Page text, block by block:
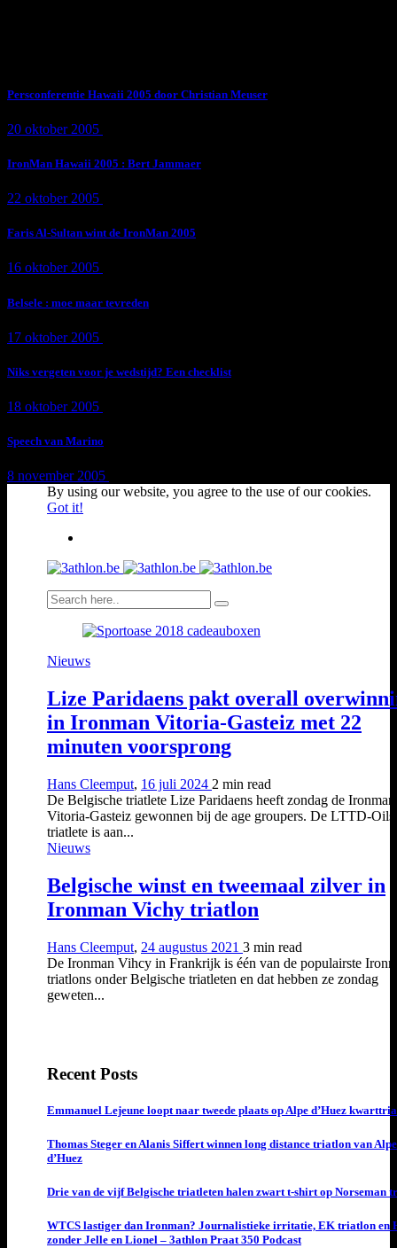
Persconferentie Hawaii 2005 door Christian Meuser
20 oktober 2005
IronMan Hawaii 2005 : Bert Jammaer
22 oktober 2005
Faris Al-Sultan wint de IronMan 2005
16 oktober 2005
Belsele : moe maar tevreden
17 oktober 2005
Niks vergeten voor je wedstijd? Een checklist
18 oktober 2005
Speech van Marino
8 november 2005
By using our website, you agree to the use of our cookies.
Got it!
Nieuws
Lize Paridaens pakt overall
in Ironman Vitoria-Gasteiz met 22
minuten voorsprong
Hans Cleemput, 16 juli 2024 2 min read
De Belgische triatlete Lize Paridaens heeft zondag de Ironman
Vitoria-Gasteiz gewonnen bij de age groupers. De LTTD-
triatlete is aan...
Nieuws
Belgische winst en tweemaal zilver in
Ironman Vichy triatlon
Hans Cleemput, 24 augustus 2021 3 min read
De Ironman Vihcy in Frankrijk is één van de populairste
triatlons onder Belgische triatleten en dat hebben ze zondag
geweten...
Recent Posts
Emmanuel Lejeune loopt naar tweede plaats op Alpe d’Huez
Thomas Steger en Alanis Siffert winnen long distance triatlon van Alpe
d’Huez
Drie van de vijf Belgische triatleten halen zwart t-shirt op Norseman
WTCS lastiger dan Ironman? Journalistieke irritatie, EK triatlon en
zonder Jelle en Lionel – 3athlon Praat 350 Podcast